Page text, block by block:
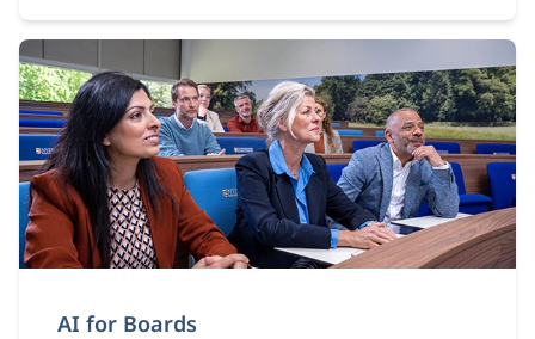
onze community?
AI for Boards